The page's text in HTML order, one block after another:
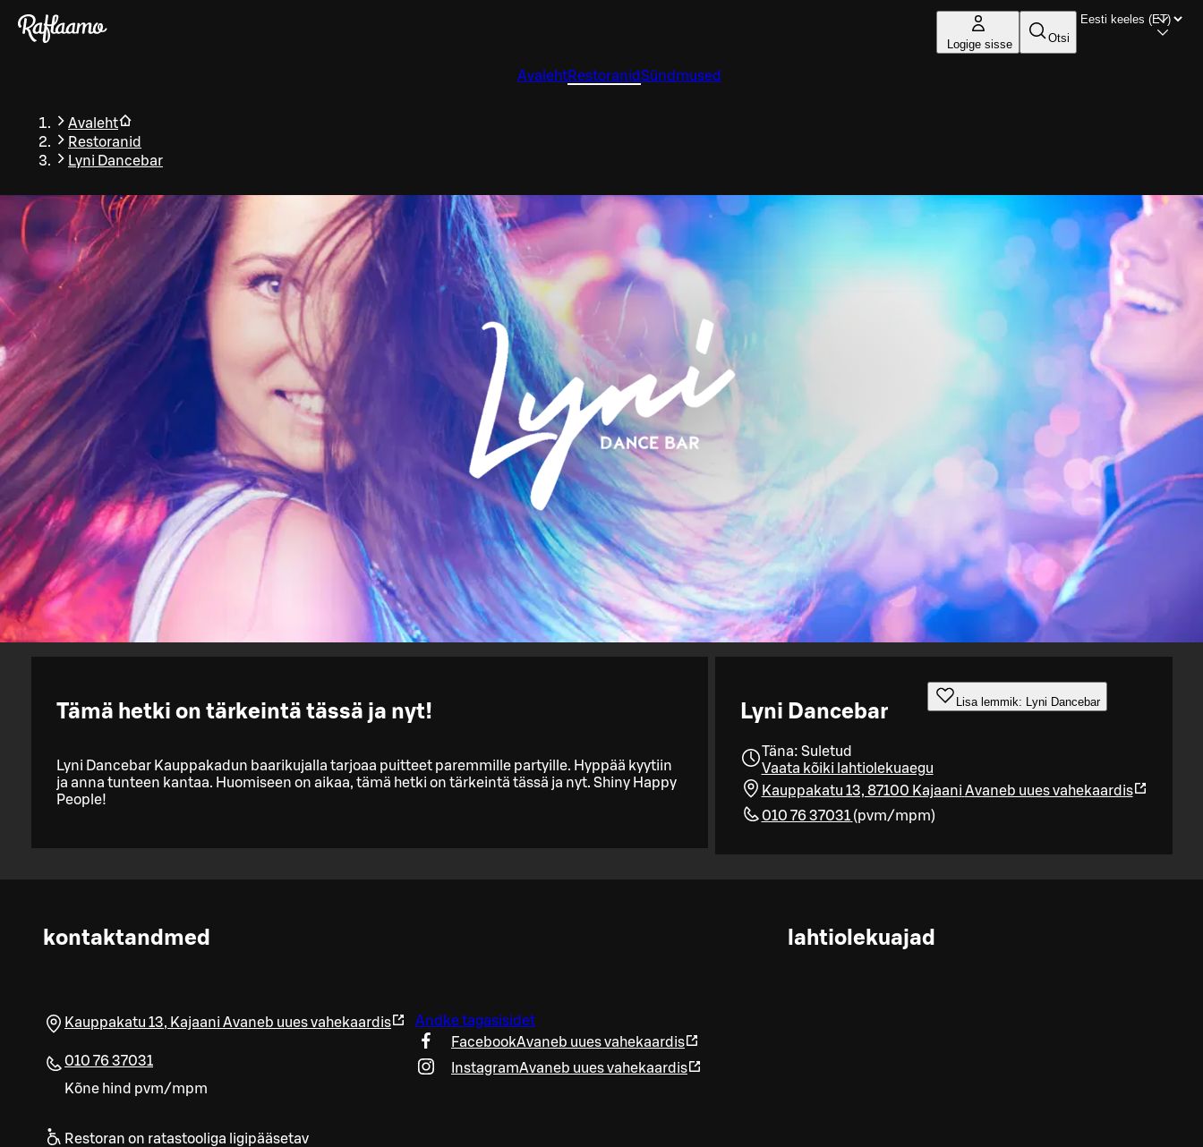
Liigu peamise sisu juurde
Logige sisse Otsi
AvalehtRestoranidSündmused
Avaleht
Restoranid
Lyni Dancebar
Lyni Dancebar Lisa lemmik: Lyni Dancebar
Täna: Suletud
Vaata kõiki lahtiolekuaegu
Kauppakatu 13, 87100 Kajaani Avaneb uues vahekaardis
010 76 37031 (pvm/mpm)
Tämä hetki on tärkeintä tässä ja nyt!
Lyni Dancebar Kauppakadun baarikujalla tarjoaa puitteet paremmille partyille. Hyppää kyytiin
ja anna tunteen kantaa. Huomiseen on aikaa, tämä hetki on tärkeintä tässä ja nyt. Shiny Happy
People!
kontaktandmed
Kauppakatu 13, Kajaani Avaneb uues vahekaardis
010 76 37031
Kõne hind pvm/mpm
Restoran on ratastooliga ligipääsetav
Andke tagasisidet
FacebookAvaneb uues vahekaardis
InstagramAvaneb uues vahekaardis
lahtiolekuajad